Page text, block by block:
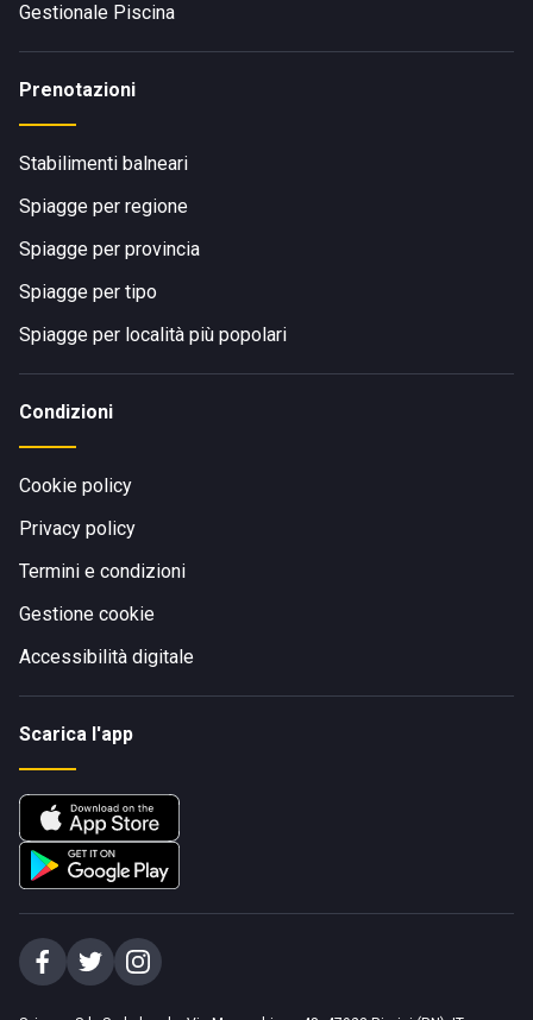
Gestionale Piscina
Prenotazioni
Stabilimenti balneari
Spiagge per regione
Spiagge per provincia
Spiagge per tipo
Spiagge per località più popolari
Condizioni
Cookie policy
Privacy policy
Termini e condizioni
Gestione cookie
Accessibilità digitale
Scarica l'app